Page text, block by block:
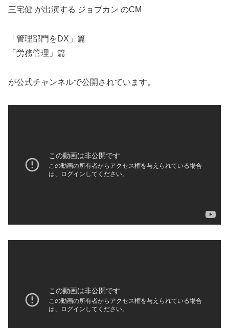
三宅健 が出演する ジョブカン のCM
「管理部門をDX」篇
「労務管理」篇
が公式チャンネルで公開されています。